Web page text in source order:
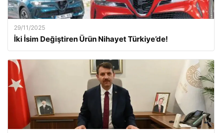
29/11/2025
İki İsim Değiştiren Ürün Nihayet Türkiye’de!